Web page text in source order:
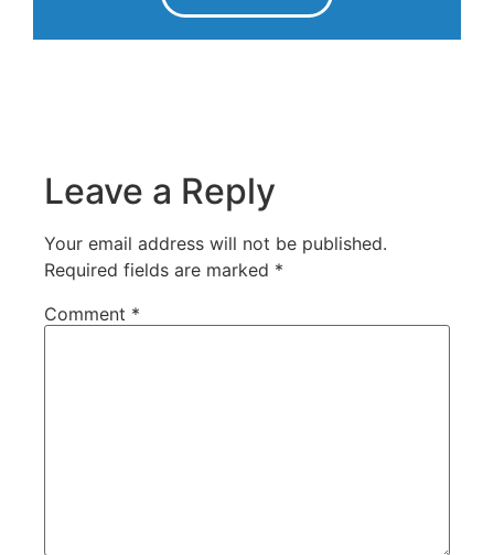
Leave a Reply
Your email address will not be published.
Required fields are marked *
Comment *